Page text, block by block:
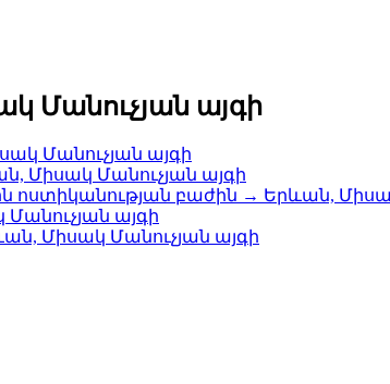
Մանուչյան այգի
Մանուչյան այգի
Միսակ Մանուչյան այգի
բաժին → Երևան,
այգի
Միսակ Մանուչյան այգի